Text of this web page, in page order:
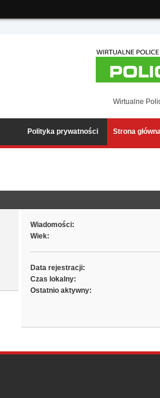
in
Wirtualne
Polityka prywatności Strona
Wiadomości:
Wiek:
Data rejestracji:
Czas lokalny:
Ostatnio aktywny: